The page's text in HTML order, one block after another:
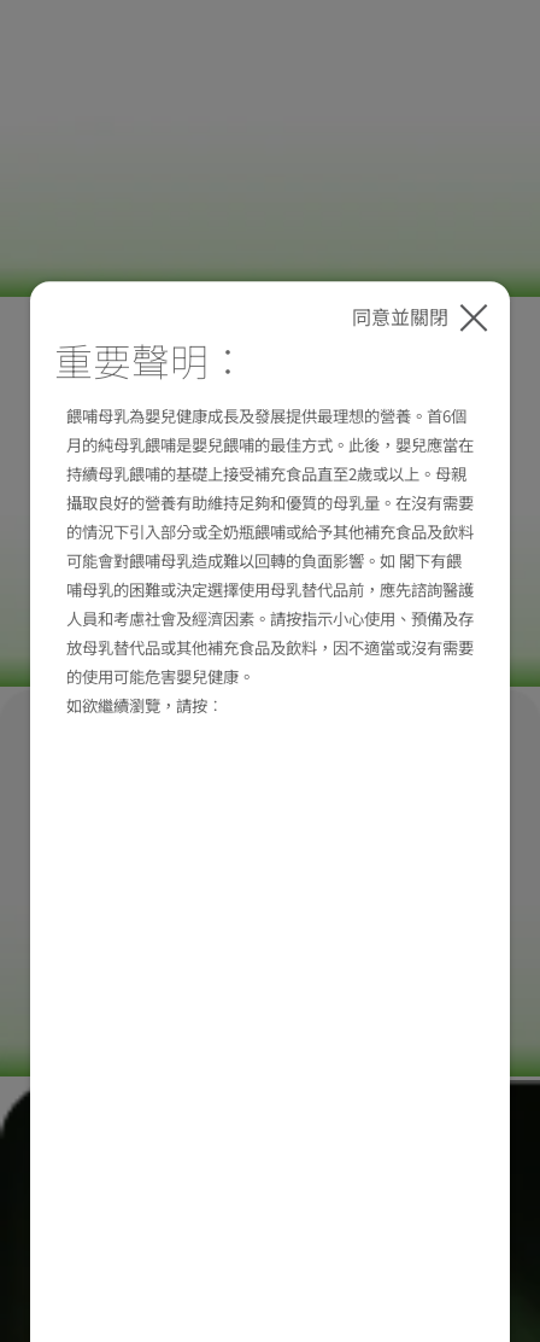
同意並關閉
重要聲明：
餵哺母乳為嬰兒健康成長及發展提供最理想的營養。首6個
月的純母乳餵哺是嬰兒餵哺的最佳方式。此後，嬰兒應當在
持續母乳餵哺的基礎上接受補充食品直至2歲或以上。母親
攝取良好的營養有助維持足夠和優質的母乳量。在沒有需要
的情況下引入部分或全奶瓶餵哺或給予其他補充食品及飲料
可能會對餵哺母乳造成難以回轉的負面影響。如 閣下有餵
哺母乳的困難或決定選擇使用母乳替代品前，應先諮詢醫護
人員和考慮社會及經濟因素。請按指示小心使用、預備及存
放母乳替代品或其他補充食品及飲料，因不適當或沒有需要
的使用可能危害嬰兒健康。
如欲繼續瀏覽，請按︰